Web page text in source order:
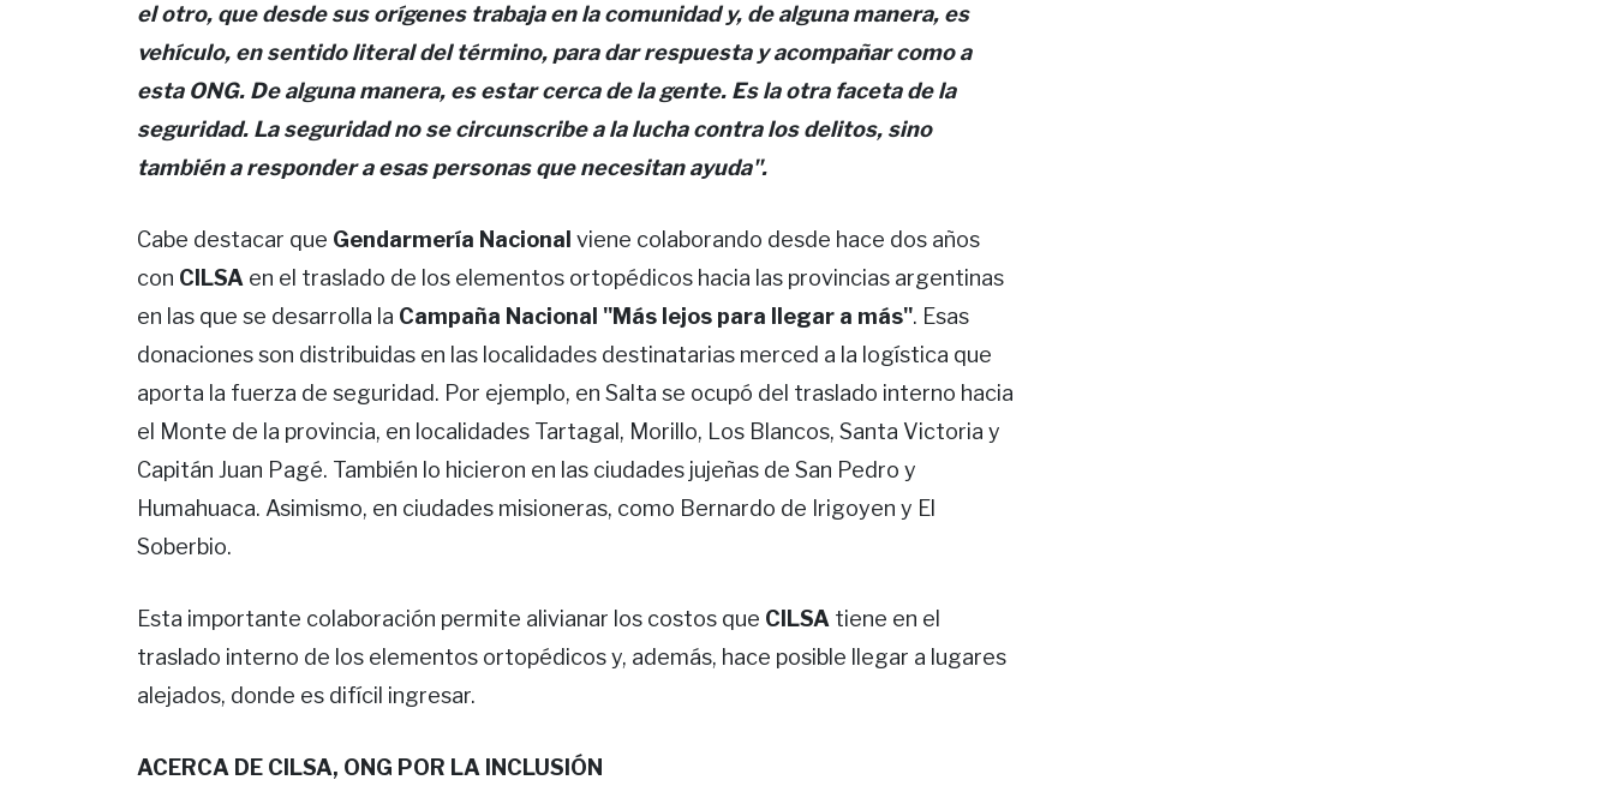
el otro, que desde sus orígenes trabaja en la comunidad y, de alguna manera, es
vehículo, en sentido literal del término, para dar respuesta y acompañar como a
esta ONG. De alguna manera, es estar cerca de la gente. Es la otra faceta de la
seguridad. La seguridad no se circunscribe a la lucha contra los delitos, sino
también a responder a esas personas que necesitan ayuda".
Cabe destacar que Gendarmería Nacional viene colaborando desde hace dos años
con CILSA en el traslado de los elementos ortopédicos hacia las provincias argentinas
en las que se desarrolla la Campaña Nacional "Más lejos para llegar a más". Esas
donaciones son distribuidas en las localidades destinatarias merced a la logística que
aporta la fuerza de seguridad. Por ejemplo, en Salta se ocupó del traslado interno hacia
el Monte de la provincia, en localidades Tartagal, Morillo, Los Blancos, Santa Victoria y
Capitán Juan Pagé. También lo hicieron en las ciudades jujeñas de San Pedro y
Humahuaca. Asimismo, en ciudades misioneras, como Bernardo de Irigoyen y El
Soberbio.
Esta importante colaboración permite alivianar los costos que CILSA tiene en el
traslado interno de los elementos ortopédicos y, además, hace posible llegar a lugares
alejados, donde es difícil ingresar.
ACERCA DE CILSA, ONG POR LA INCLUSIÓN